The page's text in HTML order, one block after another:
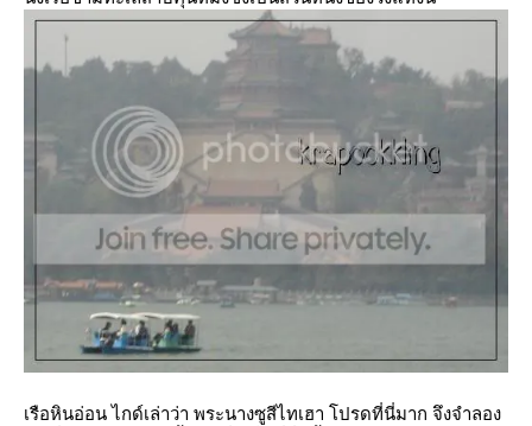
เรือหินอ่อน ไกด์เล่าว่า พระนางซูสีไทเฮา โปรดที่นี่มาก จึงจำลอง